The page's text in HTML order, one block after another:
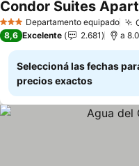
3 EstrellasDepartamento equipado
Condor Suites
8,6 Excelente 2.681 a
Seleccioná las fechas
precios exactos